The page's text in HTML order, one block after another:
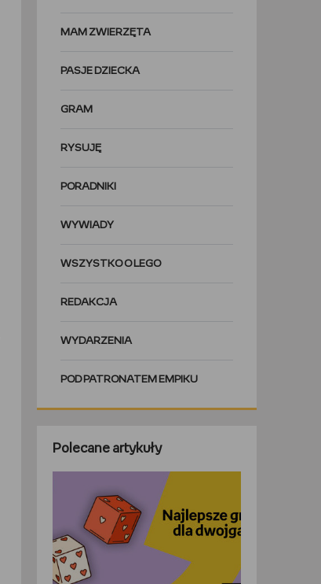
MAM ZWIERZĘTA
PASJE DZIECKA
GRAM
RYSUJĘ
PORADNIKI
WYWIADY
WSZYSTKO O LEGO
REDAKCJA
WYDARZENIA
POD PATRONATEM EMPIKU
Polecane artykuły